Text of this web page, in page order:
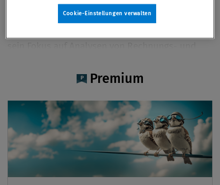
tätig. Er führte mehrere forensische
Sonderuntersuchungen und Compliance Reviews
Premium
Cookie-Einstellungen verwalten